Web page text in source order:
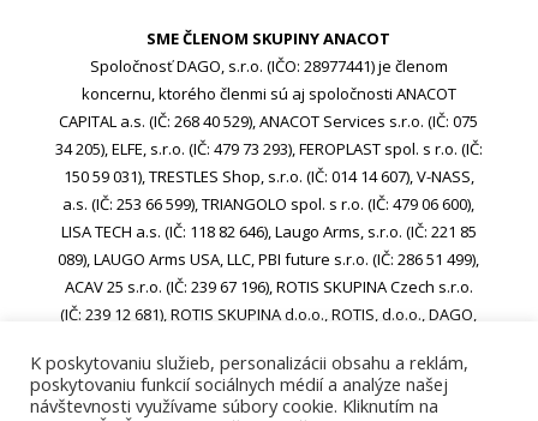
SME ČLENOM SKUPINY ANACOT
Spoločnosť DAGO, s.r.o. (IČO: 28977441) je členom
koncernu, ktorého členmi sú aj spoločnosti ANACOT
CAPITAL a.s. (IČ: 268 40 529), ANACOT Services s.r.o. (IČ: 075
34 205), ELFE, s.r.o. (IČ: 479 73 293), FEROPLAST spol. s r.o. (IČ:
150 59 031), TRESTLES Shop, s.r.o. (IČ: 014 14 607), V-NASS,
a.s. (IČ: 253 66 599), TRIANGOLO spol. s r.o. (IČ: 479 06 600),
LISA TECH a.s. (IČ: 118 82 646), Laugo Arms, s.r.o. (IČ: 221 85
089), LAUGO Arms USA, LLC, PBI future s.r.o. (IČ: 286 51 499),
ACAV 25 s.r.o. (IČ: 239 67 196), ROTIS SKUPINA Czech s.r.o.
(IČ: 239 12 681), ROTIS SKUPINA d.o.o., ROTIS, d.o.o., DAGO,
26-B s.r.o. (IČO: 24970662)
K poskytovaniu služieb, personalizácii obsahu a reklám,
poskytovaniu funkcií sociálnych médií a analýze našej
návštevnosti využívame súbory cookie. Kliknutím na